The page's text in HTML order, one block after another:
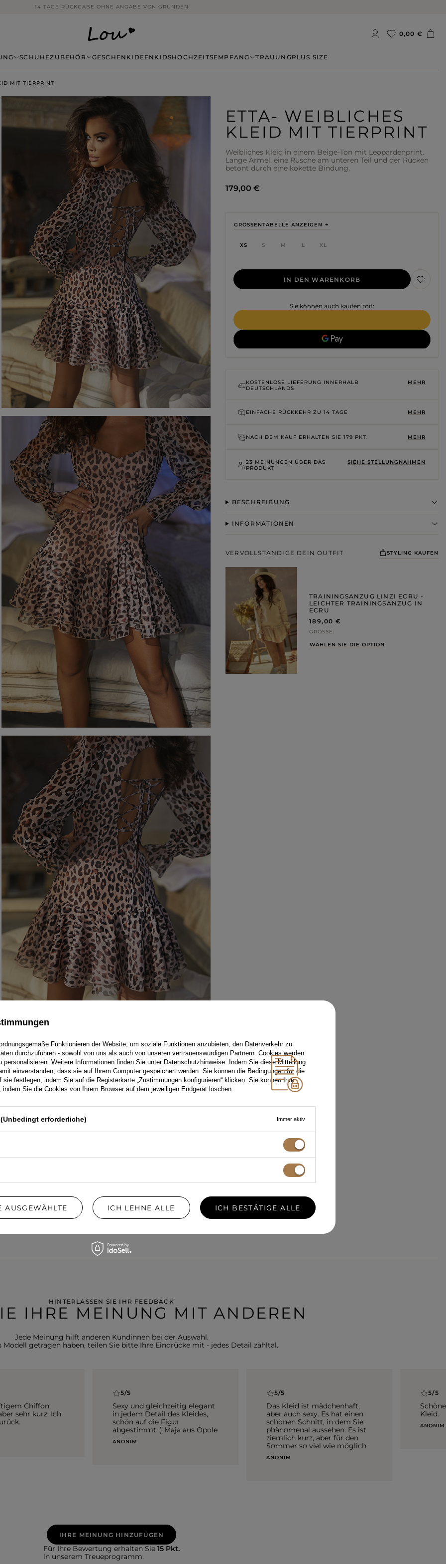
14 TAGE RÜCKGABE OHNE ANGABE VON GRÜNDEN
0,00 €
KARIERTE KLEIDER
TAILLIERTES KLEID
PAILLETTENKLEID
Saison / Stoff
SOMMERKLEIDER
FRÜHLINGSKLEIDER
HERBSTKLEIDER
Länge
MINI
MIDI
MAXI
Ausschnitt
AM RÜCKEN
QUADRAT
U-BOOT
V-AUSSCHNITT
KARO
OHNE AUSSCHNITT
ASYMMETRISCHER
CARMEN
Ärmel / Träger
OHNE TRÄGER
MIT TRÄGERN
Farbe
SCHWARZE
BLAUE
GRÜNE
DRUCKE
SCHUHEZUBEHÖR GESCHENKIDEEN KIDSHOCHZEITSEMPFANG TRAUUNGPLUS SIZE
MIT TIERPRINT
ETTA- WEIBLICHES
KLEID MIT TIERPRINT
Weibliches Kleid in einem Beige-Ton mit Leopardenprint.
Lange Ärmel, eine Rüsche am unteren Teil und der Rücken
betont durch eine kokette Bindung.
GRÖSSENTABELLE ANZEIGEN
XS S M L XL
IN DEN WARENKORB
Sie können auch kaufen mit:
179,00 €
KOSTENLOSE LIEFERUNG INNERHALB
DEUTSCHLANDS
MEHR
EINFACHE RÜCKKEHR ZU 14 TAGE MEHR
NACH DEM KAUF ERHALTEN SIE 179 PKT. MEHR
23 MEINUNGEN ÜBER DAS
PRODUKT
SIEHE STELLUNGNAHMEN
BESCHREIBUNG
INFORMATIONEN
VERVOLLSTÄNDIGE DEIN OUTFIT
TRAININGSANZUG LINZI ECRU -
LEICHTER TRAININGSANZUG IN
ECRU
189,00 €
GRÖSSE
WÄHLEN SIE DIE OPTION
STYLING KAUFEN
HINTERLASSEN SIE IHR FEEDBACK
IHRE MEINUNG MIT ANDEREN
Jede Meinung hilft anderen Kundinnen bei der Auswahl.
Modell getragen haben, teilen Sie bitte Ihre Eindrücke mit - jedes Detail zähltal.
Chiffon,
sehr kurz. Ich
5/5
Sexy und gleichzeitig elegant
in jedem Detail des Kleides,
schön auf die Figur
abgestimmt :) Maja aus Opole
ANONIM
5/5
Das Kleid ist mädchenhaft,
aber auch sexy. Es hat einen
schönen Schnitt, in dem Sie
phänomenal aussehen. Es ist
ziemlich kurz, aber für den
Sommer so viel wie möglich.
ANONIM
5/5
Kleid.
ANONIM
IHRE MEINUNG HINZUFÜGEN
Für Ihre Bewertung erhalten Sie 15 Pkt.
in unserem Treueprogramm.
Funktionieren der Website, um soziale Funktionen anzubieten, den Datenverkehr zu
durchzuführen - sowohl von uns als auch von unseren vertrauenswürdigen Partnern. Cookies werden
personalisieren. Weitere Informationen finden Sie unter Datenschutzhinweise. Indem Sie diese Mitteilung
einverstanden, dass sie auf Ihrem Computer gespeichert werden. Sie können die Bedingungen für die
sie festlegen, indem Sie auf die Registerkarte „Zustimmungen konfigurieren“ klicken. Sie können Ihre
indem Sie die Cookies von Ihrem Browser auf dem jeweiligen Endgerät löschen.
erforderliche) Immer aktiv
AUSGEWÄHLTE ICH LEHNE ALLE ICH BESTÄTIGE ALLE